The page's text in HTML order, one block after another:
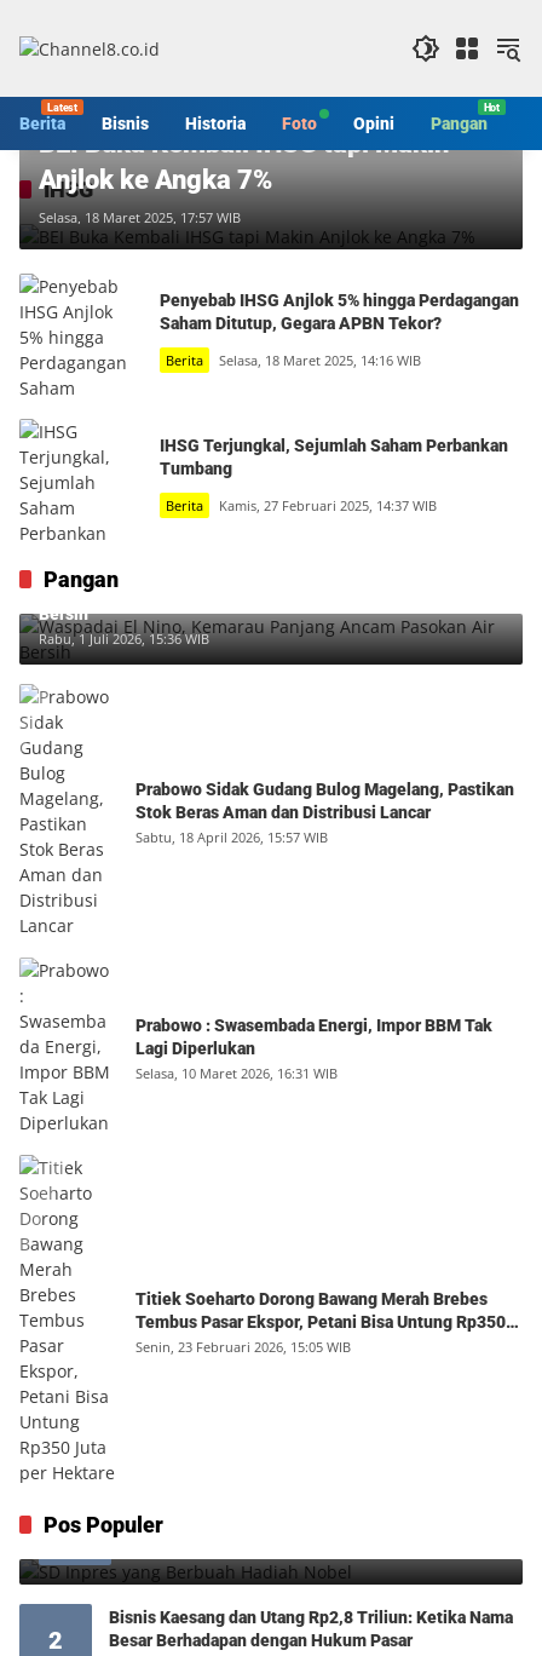
konten
Berita Bisnis Historia Foto Opini Pangan
IHSG
Berita
BEI Buka Kembali IHSG tapi Makin
Anjlok ke Angka 7%
Selasa, 18 Maret 2025, 17:57 WIB
Penyebab IHSG Anjlok 5% hingga Perdagangan
Saham Ditutup, Gegara APBN Tekor?
Berita Selasa, 18 Maret 2025, 14:16 WIB
IHSG Terjungkal, Sejumlah Saham Perbankan
Tumbang
Berita Kamis, 27 Februari 2025, 14:37 WIB
Pangan
Waspadai El Nino, Kemarau Panjang Ancam Pasokan Air
Bersih
Rabu, 1 Juli 2026, 15:36 WIB
Prabowo Sidak Gudang Bulog Magelang, Pastikan
Stok Beras Aman dan Distribusi Lancar
Sabtu, 18 April 2026, 15:57 WIB
Prabowo : Swasembada Energi, Impor BBM Tak
Lagi Diperlukan
Selasa, 10 Maret 2026, 16:31 WIB
Titiek Soeharto Dorong Bawang Merah Brebes
Tembus Pasar Ekspor, Petani Bisa Untung Rp350
Juta per Hektare
Senin, 23 Februari 2026, 15:05 WIB
Pos Populer
1 SD Inpres yang Berbuah Hadiah Nobel
2
Bisnis Kaesang dan Utang Rp2,8 Triliun: Ketika Nama
Besar Berhadapan dengan Hukum Pasar